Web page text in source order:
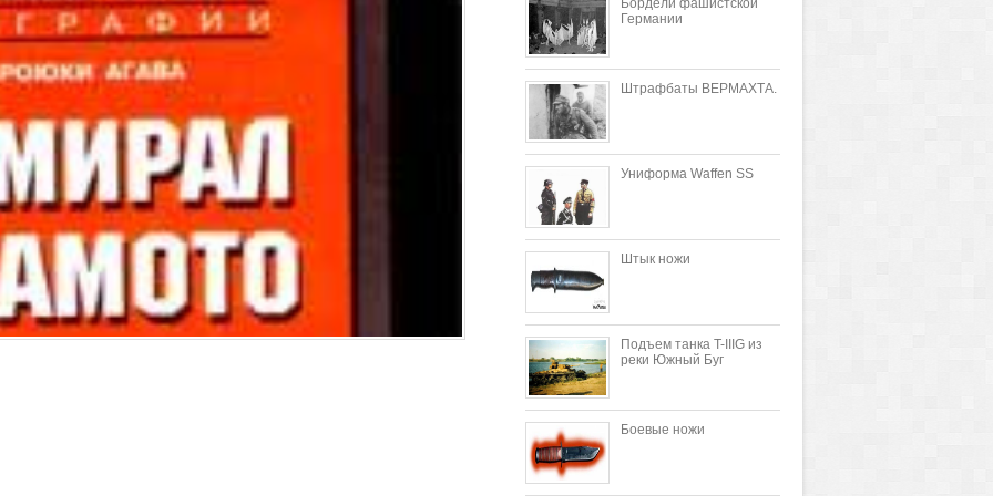
Бордели фашистской
Германии
Штрафбаты ВЕРМАХТА.
Униформа Waffen SS
Штык ножи
Подъем танка T-IIIG из
реки Южный Буг
Боевые ножи